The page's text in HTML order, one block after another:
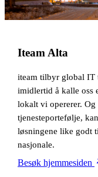
Iteam Alta
iteam tilbyr global IT
imidlertid å kalle oss
lokalt vi opererer.
tjenesteportefølje,
løsningene like godt
nasjonale.
Besøk hjemmesiden